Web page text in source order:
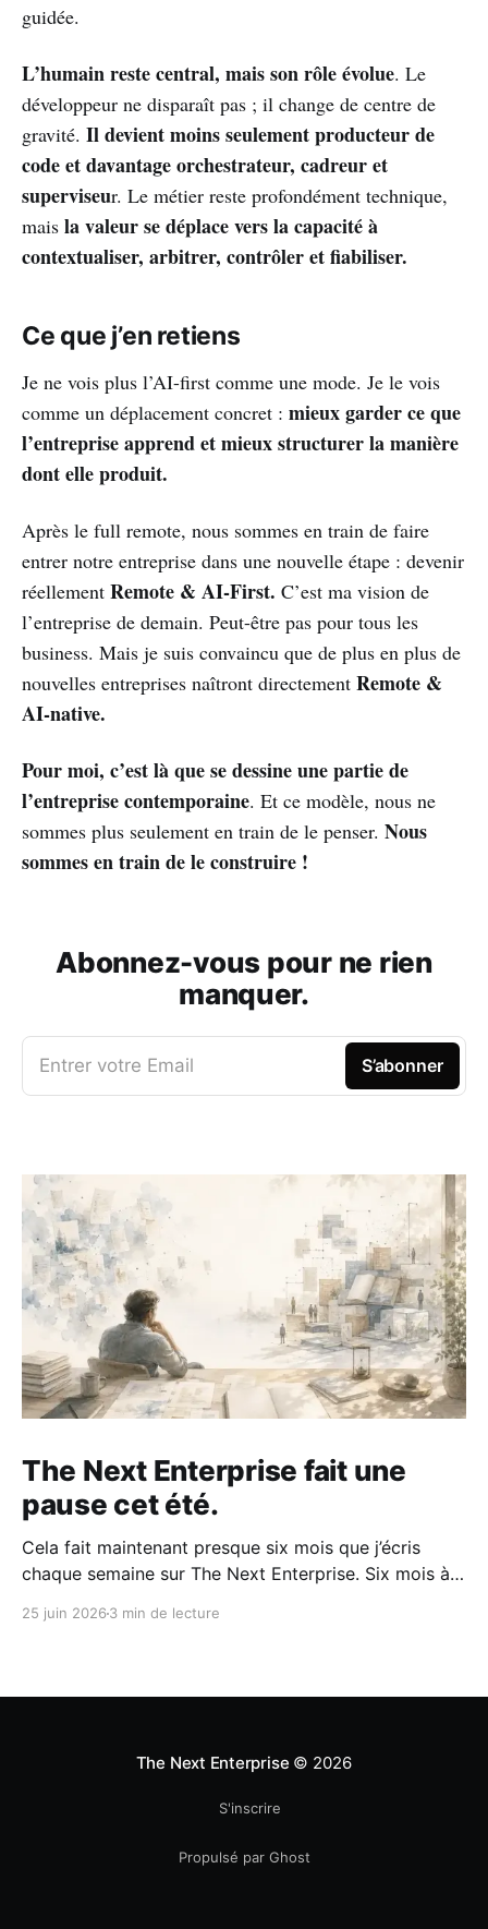
guidée.
L’humain reste central, mais son rôle évolue. Le
développeur ne disparaît pas ; il change de centre de
gravité. Il devient moins seulement producteur de
code et davantage orchestrateur, cadreur et
superviseur. Le métier reste profondément technique,
mais la valeur se déplace vers la capacité à
contextualiser, arbitrer, contrôler et fiabiliser.
Ce que j’en retiens
Je ne vois plus l’AI-first comme une mode. Je le vois
comme un déplacement concret : mieux garder ce que
l’entreprise apprend et mieux structurer la manière
dont elle produit.
Après le full remote, nous sommes en train de faire
entrer notre entreprise dans une nouvelle étape : devenir
réellement Remote & AI-First. C’est ma vision de
l’entreprise de demain. Peut-être pas pour tous les
business. Mais je suis convaincu que de plus en plus de
nouvelles entreprises naîtront directement Remote &
AI-native.
Pour moi, c’est là que se dessine une partie de
l’entreprise contemporaine. Et ce modèle, nous ne
sommes plus seulement en train de le penser. Nous
sommes en train de le construire !
Abonnez-vous pour ne rien
manquer.
Entrer votre Email S’abonner
The Next Enterprise fait une
pause cet été.
Cela fait maintenant presque six mois que j’écris
chaque semaine sur The Next Enterprise. Six mois à
management, le freelancing, l’organisation du travail
25 juin 2026 3 min de lecture
The Next Enterprise © 2026
S'inscrire
Propulsé par Ghost